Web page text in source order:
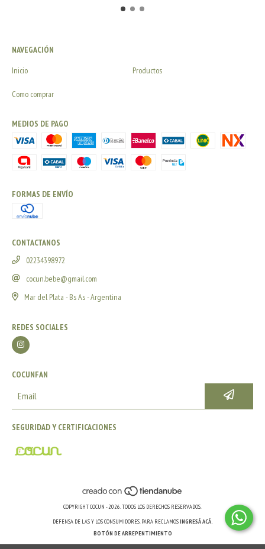
NAVEGACIÓN
Inicio
Productos
Como comprar
MEDIOS DE PAGO
FORMAS DE ENVÍO
CONTACTANOS
02234398972
cocun.bebe@gmail.com
Mar del Plata - Bs As - Argentina
REDES SOCIALES
COCUNFAN
SEGURIDAD Y CERTIFICACIONES
COPYRIGHT COCUN - 2026. TODOS LOS DERECHOS RESERVADOS.
DEFENSA DE LAS Y LOS CONSUMIDORES. PARA RECLAMOSINGRESÁ ACÁ.
BOTÓN DE ARREPENTIMIENTO